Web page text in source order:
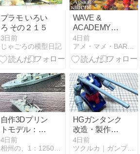
プラモ いろい
ろ その２１５
3日前
じゃごろの模型日記
WAVE &
ACADEMY
1/72 ガリアン
重装改
4日前
自作3Dプリン
トモデル：音
響測定艦・第
一水上訓練支
4日前
HGガンタンク
改造・製作記
④｜ディテー
ルアップとス
4日前
ツクルカ｜ガンプラ・プラモデル製作ブログ